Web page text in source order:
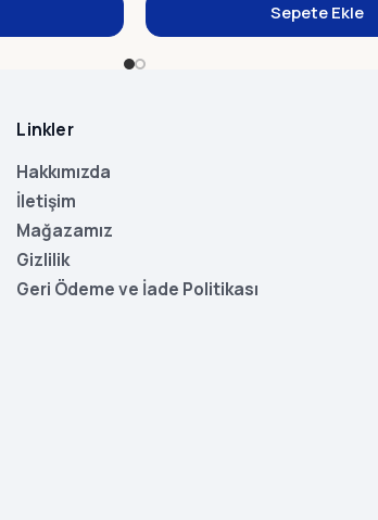
Sepete Ekle
Linkler
Hakkımızda
İletişim
Mağazamız
Gizlilik
Geri Ödeme ve İade Politikası